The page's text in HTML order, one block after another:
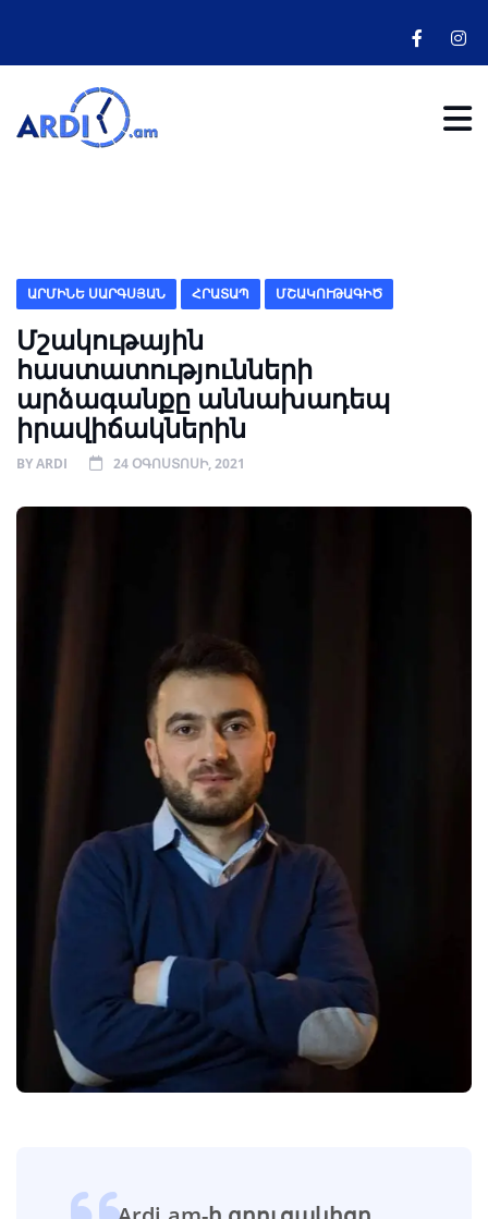
ԱՐՄԻՆԵ ՍԱՐԳՍՅԱՆ ՀՐԱՏԱՊ ՄՇԱԿՈՒԹԱԳԻԾ
Մշակութային
հաստատությունների
արձագանքը աննախադեպ
իրավիճակներին
BYARDI 24 ՕԳՈՍՏՈՍԻ, 2021